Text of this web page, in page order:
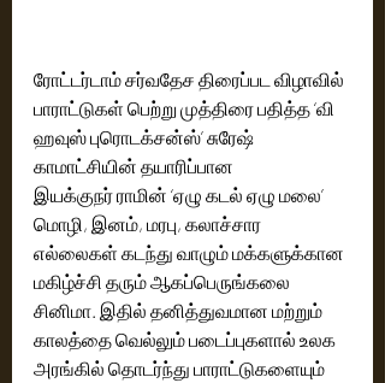
ரோட்டர்டாம் சர்வதேச திரைப்பட விழாவில்
பாராட்டுகள் பெற்று முத்திரை பதித்த ‘வி
ஹவுஸ் புரொடக்சன்ஸ்’ சுரேஷ்
காமாட்சியின் தயாரிப்பான
இயக்குநர் ராமின் ‘ஏழு கடல் ஏழு மலை’
மொழி, இனம், மரபு, கலாச்சார
எல்லைகள் கடந்து வாழும் மக்களுக்கான
மகிழ்ச்சி தரும் ஆகப்பெருங்கலை
சினிமா. இதில் தனித்துவமான மற்றும்
காலத்தை வெல்லும் படைப்புகளால் உலக
அரங்கில் தொடர்ந்து பாராட்டுகளையும்